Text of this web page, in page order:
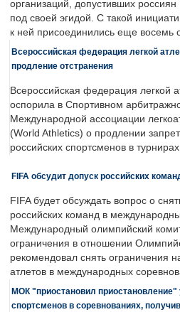
организаций, допустивших
под своей эгидой. С такой
к ней присоединились еще восемь
Всероссийская федерация легкой
продление отстранения
Всероссийская федерация легкой
оспорила в Спортивном
Международной ассоциации
(World Athletics) о продлении
российских спортсменов в
FIFA обсудит допуск российских
FIFA будет обсуждать вопрос о
российских команд в
Международный олимпийский
ограничения в отношении
рекомендовал снять ограничения
атлетов в международных
МОК "приостановил приостановление"
спортсменов в соревнованиях,